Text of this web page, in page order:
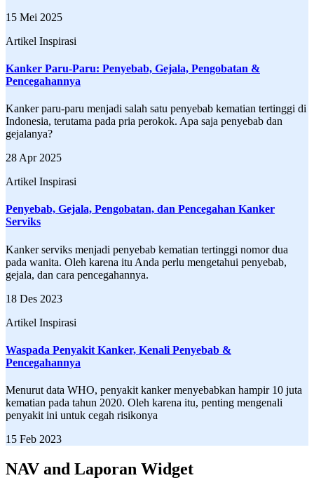
15 Mei 2025
Artikel Inspirasi
Kanker Paru-Paru: Penyebab, Gejala, Pengobatan &
Pencegahannya
Kanker paru-paru menjadi salah satu penyebab kematian tertinggi di
Indonesia, terutama pada pria perokok. Apa saja penyebab dan
gejalanya?
28 Apr 2025
Artikel Inspirasi
Penyebab, Gejala, Pengobatan, dan Pencegahan Kanker
Serviks
Kanker serviks menjadi penyebab kematian tertinggi nomor dua
pada wanita. Oleh karena itu Anda perlu mengetahui penyebab,
gejala, dan cara pencegahannya.
18 Des 2023
Artikel Inspirasi
Waspada Penyakit Kanker, Kenali Penyebab &
Pencegahannya
Menurut data WHO, penyakit kanker menyebabkan hampir 10 juta
kematian pada tahun 2020. Oleh karena itu, penting mengenali
penyakit ini untuk cegah risikonya
15 Feb 2023
NAV and Laporan Widget